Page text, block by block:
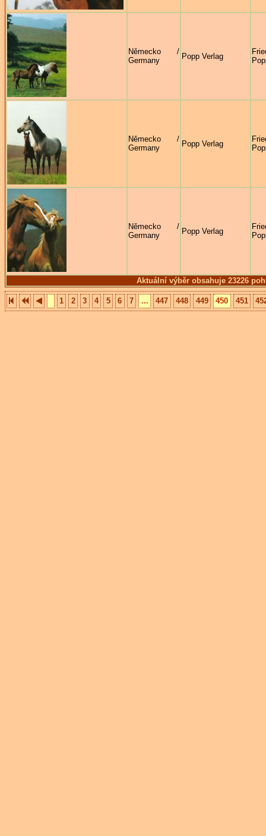
Aktuální výběr obsahuje 23226
Německo /
Germany
Popp Verlag
Německo /
Germany
Popp Verlag
Německo /
Germany
Popp Verlag
1 2 3 4 5 6 7 ... 447 448 449 450 451